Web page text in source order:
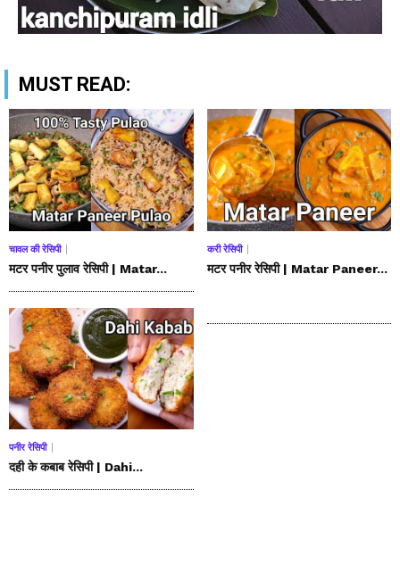
MUST READ:
चावल की रेसिपी
मटर पनीर पुलाव रेसिपी | Matar...
करी रेसिपी
मटर पनीर रेसिपी | Matar Paneer...
पनीर रेसिपी
दही के कबाब रेसिपी | Dahi...